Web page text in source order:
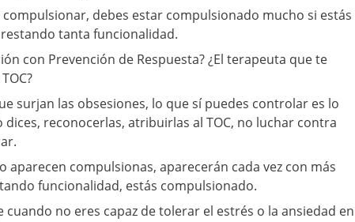
compulsionar, debes estar compulsionado mucho si estás
tanta funcionalidad.
con Prevención de Respuesta? ¿El terapeuta que te
surjan las obsesiones, lo que sí puedes controlar es lo
dices, reconocerlas, atribuirlas al TOC, no luchar contra
aparecen compulsionas, aparecerán cada vez con más
funcionalidad, estás compulsionado.
cuando no eres capaz de tolerar el estrés o la ansiedad en